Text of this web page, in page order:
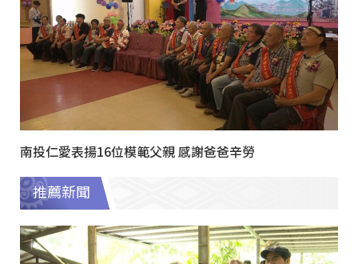
南投仁愛表揚16位模範父親 感謝爸爸辛勞
推薦新聞